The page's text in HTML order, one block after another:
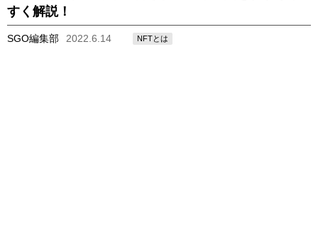
すく解説！
SGO編集部 2022.6.14 NFTとは